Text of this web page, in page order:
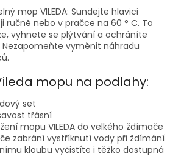
mop VILEDA: Sundejte hlavici
ručně nebo v pračce na 60 ° C. To
vyhnete se plýtvání a ochráníte
vyměnit náhradu
mopu na podlahy:
set
třásní
mopu VILEDA do velkého ždímače
zabrání vystříknutí vody při ždímání
kloubu vyčistíte i těžko dostupná